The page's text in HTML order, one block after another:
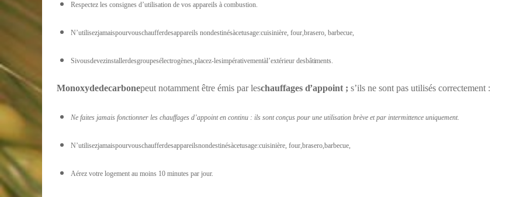
Respectez les consignes d’utilisation de vos appareils à combustion.
N’utilisezjamaispourvouschaufferdesappareils nondestinésàcetusage:cuisinière, four,brasero, barbecue,
Sivousdevezinstallerdesgroupesélectrogènes,placez-lesimpérativementàl’extérieur desbâtiments.
Monoxydedecarbonepeut notamment être émis par leschauffages d’appoint ; s’ils ne sont pas utilisés correctement :
Ne faites jamais fonctionner les chauffages d’appoint en continu : ils sont conçus pour une utilisation brève et par intermittence uniquement.
N’utilisezjamaispourvouschaufferdesappareilsnondestinésàcetusage:cuisinière, four,brasero,barbecue,
Aérez votre logement au moins 10 minutes par jour.